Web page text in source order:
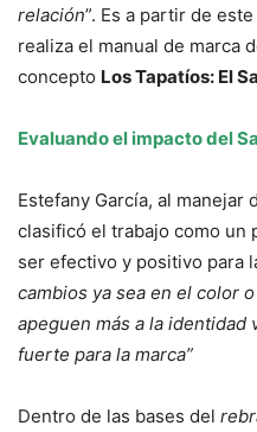
relación”. Es a partir de
realiza el manual de marca
concepto Los Tapatíos: El
Evaluando el impacto del
Estefany García, al
clasificó el trabajo como un
ser efectivo y positivo para
cambios ya sea en el color
apeguen más a la identidad
fuerte para la marca”
Dentro de las bases del